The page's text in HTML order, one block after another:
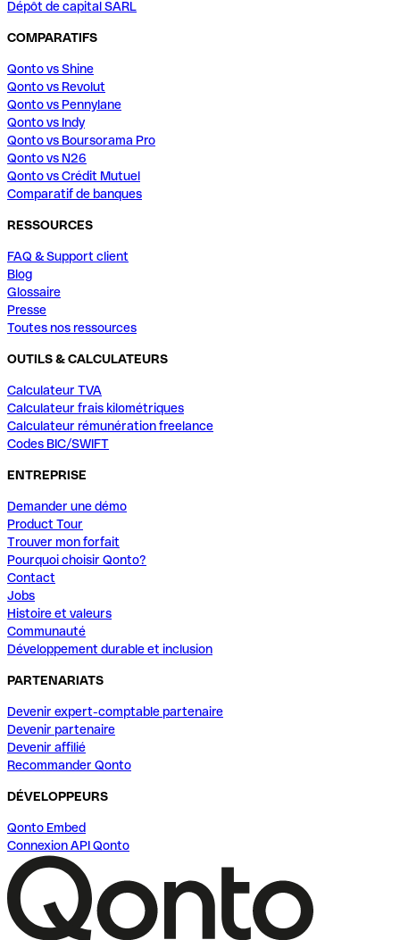
Dépôt de capital SARL
COMPARATIFS
Qonto vs Shine
Qonto vs Revolut
Qonto vs Pennylane
Qonto vs Indy
Qonto vs Boursorama Pro
Qonto vs N26
Qonto vs Crédit Mutuel
Comparatif de banques
RESSOURCES
FAQ & Support client
Blog
Glossaire
Presse
Toutes nos ressources
OUTILS & CALCULATEURS
Calculateur TVA
Calculateur frais kilométriques
Calculateur rémunération freelance
Codes BIC/SWIFT
ENTREPRISE
Demander une démo
Product Tour
Trouver mon forfait
Pourquoi choisir Qonto?
Contact
Jobs
Histoire et valeurs
Communauté
Développement durable et inclusion
PARTENARIATS
Devenir expert-comptable partenaire
Devenir partenaire
Devenir affilié
Recommander Qonto
DÉVELOPPEURS
Qonto Embed
Connexion API Qonto